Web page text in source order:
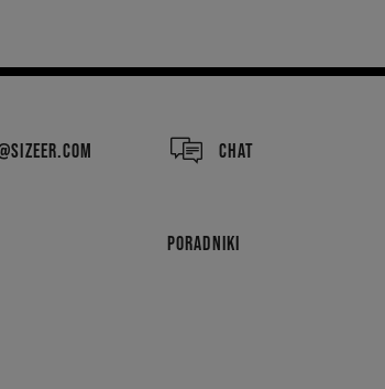
CHAT
PORADNIKI